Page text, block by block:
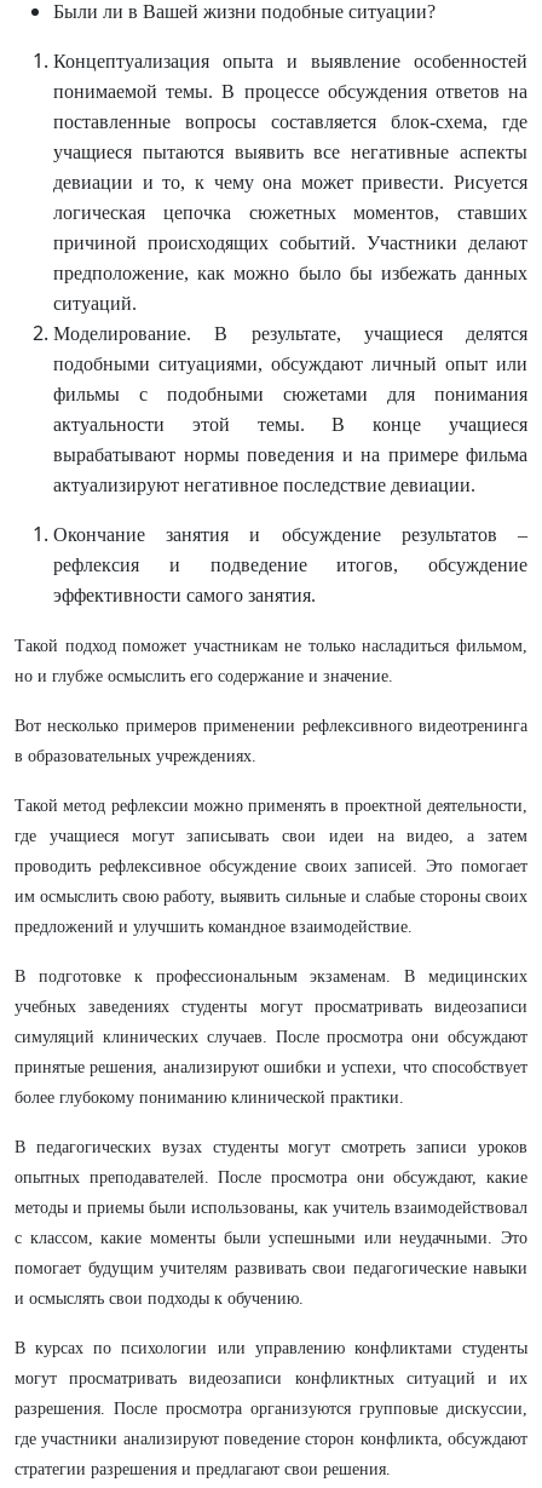
Были ли в Вашей жизни подобные ситуации?
Концептуализация опыта и выявление особенностей
понимаемой темы. В процессе обсуждения ответов на
поставленные вопросы составляется блок-схема, где
учащиеся пытаются выявить все негативные аспекты
девиации и то, к чему она может привести. Рисуется
логическая цепочка сюжетных моментов, ставших
причиной происходящих событий. Участники делают
предположение, как можно было бы избежать данных
ситуаций.
Моделирование. В результате, учащиеся делятся
подобными ситуациями, обсуждают личный опыт или
фильмы с подобными сюжетами для понимания
актуальности этой темы. В конце учащиеся
вырабатывают нормы поведения и на примере фильма
актуализируют негативное последствие девиации.
Окончание занятия и обсуждение результатов –
рефлексия и подведение итогов, обсуждение
эффективности самого занятия.
Такой подход поможет участникам не только насладиться фильмом,
но и глубже осмыслить его содержание и значение.
Вот несколько примеров применении рефлексивного видеотренинга
в образовательных учреждениях.
Такой метод рефлексии можно применять в проектной деятельности,
где учащиеся могут записывать свои идеи на видео, а затем
проводить рефлексивное обсуждение своих записей. Это помогает
им осмыслить свою работу, выявить сильные и слабые стороны своих
предложений и улучшить командное взаимодействие.
В подготовке к профессиональным экзаменам. В медицинских
учебных заведениях студенты могут просматривать видеозаписи
симуляций клинических случаев. После просмотра они обсуждают
принятые решения, анализируют ошибки и успехи, что способствует
более глубокому пониманию клинической практики.
В педагогических вузах студенты могут смотреть записи уроков
опытных преподавателей. После просмотра они обсуждают, какие
методы и приемы были использованы, как учитель взаимодействовал
с классом, какие моменты были успешными или неудачными. Это
помогает будущим учителям развивать свои педагогические навыки
и осмыслять свои подходы к обучению.
В курсах по психологии или управлению конфликтами студенты
могут просматривать видеозаписи конфликтных ситуаций и их
разрешения. После просмотра организуются групповые дискуссии,
где участники анализируют поведение сторон конфликта, обсуждают
стратегии разрешения и предлагают свои решения.